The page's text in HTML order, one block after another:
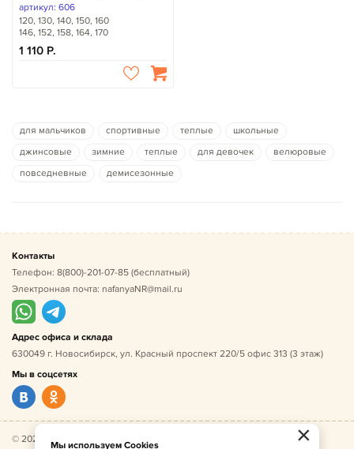
артикул: 606
120, 130, 140, 150, 160
146, 152, 158, 164, 170
1 110
для мальчиков спортивные теплые
школьные
джинсовые
зимние теплые для девочек
велюровые
повседневные
демисезонные
Контакты
Телефон: 8(800)-201-07-85 (бесплатный)
Электронная почта: nafanyaNR@mail.ru
Адрес офиса и склада
630049 г. Новосибирск, ул. Красный проспект 220/5 офис 313 (3 этаж)
Мы в соцсетях
© 2026 Нафаня — оптовые поставки детской одежды по
×
Мы используем Cookies